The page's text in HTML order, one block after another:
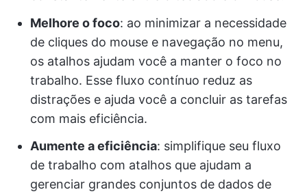
Melhore o foco: ao minimizar a necessidade
de cliques do mouse e navegação no menu,
os atalhos ajudam você a manter o foco no
trabalho. Esse fluxo contínuo reduz as
distrações e ajuda você a concluir as tarefas
com mais eficiência.
Aumente a eficiência: simplifique seu fluxo
de trabalho com atalhos que ajudam a
gerenciar grandes conjuntos de dados de